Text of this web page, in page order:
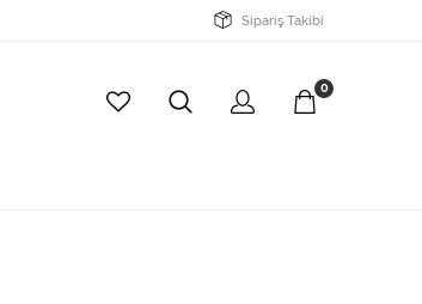
Sipariş Takibi
0